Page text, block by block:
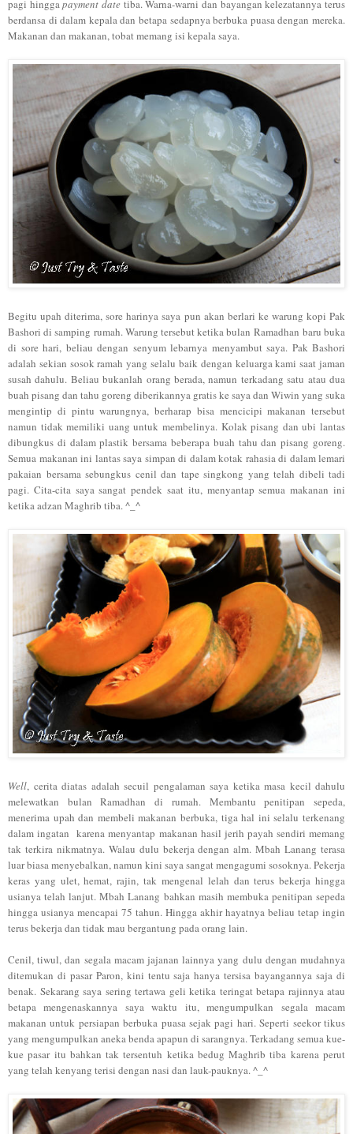
pagi hinggapayment date tiba.Warna-warni dan bayangan kelezatannya terus
berdansa didalam kepala dan betapa sedapnyaberbuka puasa dengan mereka.
Makanan dan makanan, tobat memang isi kepala saya.
Begitu upah diterima, sore harinya saya pun akan berlari ke warung kopi Pak
Bashori di samping rumah.Warung tersebut ketikabulan Ramadhan baru buka
di sore hari, beliau dengan senyum lebarnya menyambut saya. Pak Bashori
adalah sekian sosok ramah yang selalu baik dengan keluarga kami saat jaman
susah dahulu. Beliau bukanlah orang berada, namun terkadangsatu atau dua
buah pisang dan tahu goreng diberikannya gratis ke saya dan Wiwin yang suka
mengintip di pintu warungnya, berharap bisa mencicipi makanan tersebut
namun tidak memiliki uang untuk membelinya. Kolakpisang dan ubi lantas
dibungkus di dalam plastik bersama beberapa buah tahudan pisang goreng.
Semua makanan ini lantas saya simpan di dalam kotak rahasiadi dalamlemari
pakaian bersama sebungkus cenil dan tape singkong yang telah dibeli tadi
pagi. Cita-citasayasangat pendek saat itu, menyantap semua makanan ini
ketikaadzan Maghrib tiba. ^_^
Well, cerita diatas adalah secuil pengalaman saya ketika masa kecil dahulu
melewatkan bulan Ramadhan di rumah. Membantu penitipan sepeda,
menerima upah dan membeli makanan berbuka, tigahal ini selalu terkenang
dalam ingatan karenamenyantap makanan hasil jerih payah sendiri memang
tak terkira nikmatnya. Walau dulu bekerja dengan alm. Mbah Lanang terasa
luar biasa menyebalkan, namun kini saya sangat mengagumi sosoknya. Pekerja
keras yang ulet,hemat,rajin, tak mengenal lelah dan terus bekerja hingga
usianya telahlanjut.MbahLanang bahkan masih membuka penitipan sepeda
hingga usianya mencapai 75 tahun. Hingga akhir hayatnya beliau tetap ingin
terus bekerja dan tidak mau bergantung pada orang lain.
Cenil, tiwul,dan segala macam jajanan lainnya yang dulu dengan mudahnya
ditemukan di pasar Paron, kini tentu sajahanya tersisa bayangannya saja di
benak. Sekarang saya sering tertawa geli ketika teringat betapa rajinnya atau
betapa mengenaskannya saya waktu itu, mengumpulkan segala macam
makanan untuk persiapan berbuka puasa sejak pagi hari.Seperti seekor tikus
yang mengumpulkan aneka benda apapun di sarangnya. Terkadang semua kue-
kue pasar itu bahkan tak tersentuh ketika bedugMaghrib tiba karena perut
yang telah kenyang terisi dengan nasi dan lauk-pauknya. ^_^